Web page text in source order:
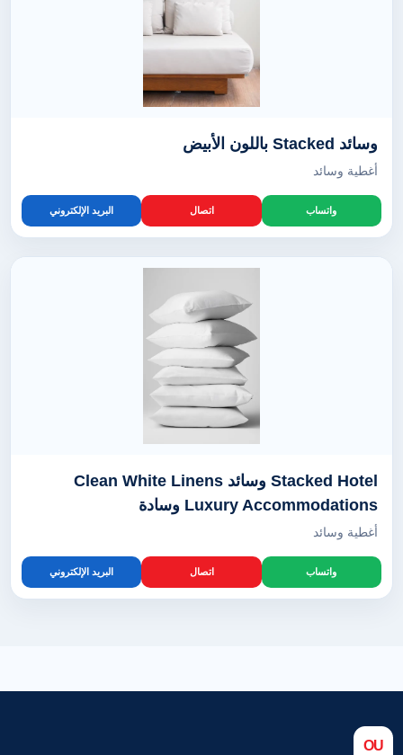
وسائد Stacked باللون الأبيض
أغطية وسائد
واتساب اتصال البريد الإلكتروني
Stacked Hotel وسائد Clean White Linens
Luxury Accommodations وسادة
أغطية وسائد
واتساب اتصال البريد الإلكتروني
OU